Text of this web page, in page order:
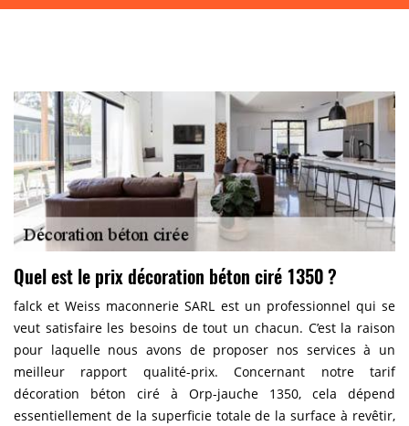
Quel est le prix décoration béton ciré 1350 ?
falck et Weiss maconnerie SARL est un professionnel qui se
veut satisfaire les besoins de tout un chacun. C’est la raison
pour laquelle nous avons de proposer nos services à un
meilleur rapport qualité-prix. Concernant notre tarif
décoration béton ciré à Orp-jauche 1350, cela dépend
essentiellement de la superficie totale de la surface à revêtir,